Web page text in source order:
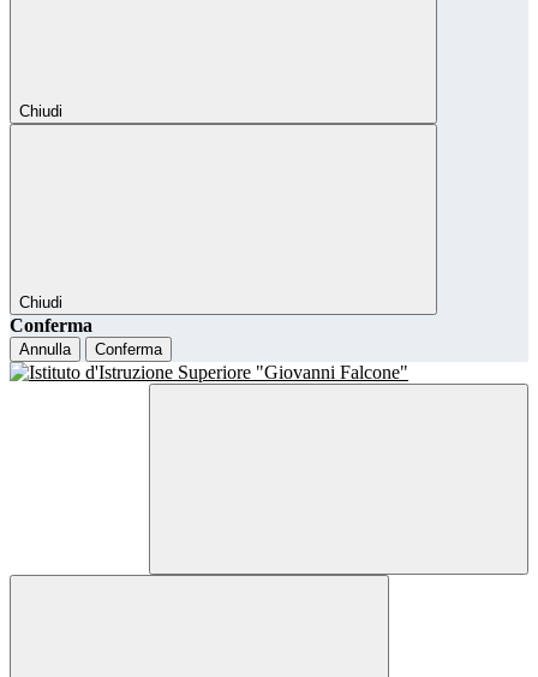
Chiudi
Chiudi
Conferma
Annulla Conferma